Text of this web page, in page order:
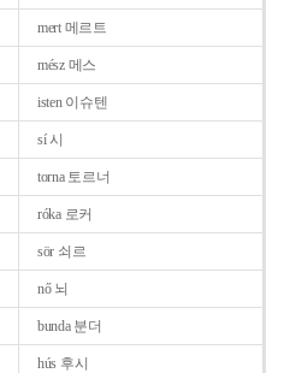
mert 메르트
mész 메스
isten 이슈텐
sí 시
torna 토르너
róka 로커
sör 쇠르
nő 뇌
bunda 분더
hús 후시